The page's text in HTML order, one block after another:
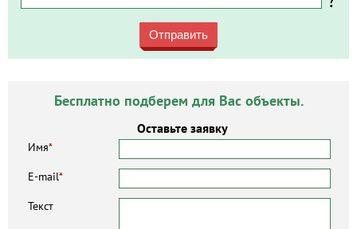
Отправить
Бесплатно подберем для Вас объекты.
Оставьте заявку
Имя*
E-mail*
Текст